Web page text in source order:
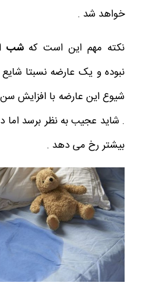
خواهد شد .
نکته مهم این است کهشب
نبوده و یک عارضه نسبتا شایع
شیوع این عارضه با افزایش
. شاید عجیب به نظر برسد اما
بیشتر رخ می دهد .